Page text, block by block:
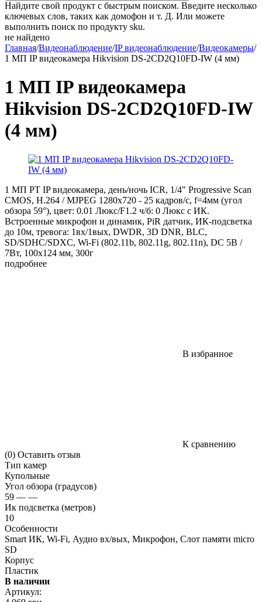
Найдите свой продукт с быстрым поиском. Введите несколько
ключевых слов, таких как домофон и т. Д. Или можете
выполнить поиск по продукту sku.
не найдено
Главная/Видеонаблюдение/IP видеонаблюдение/Видеокамеры/
1 МП IP видеокамера Hikvision DS-2CD2Q10FD-IW (4 мм)
1 МП IP видеокамера
Hikvision DS-2CD2Q10FD-IW
(4 мм)
1 МП PT IP видеокамера, день/ночь ICR, 1/4" Progressive Scan
CMOS, H.264 / MJPEG 1280x720 - 25 кадров/с, f=4мм (угол
обзора 59°), цвет: 0.01 Люкс/F1.2 ч/б: 0 Люкс с ИК.
Встроенные микрофон и динамик, PiR датчик, ИК-подсветка
до 10м, тревога: 1вх/1вых, DWDR, 3D DNR, BLC,
SD/SDHC/SDXC, Wi-Fi (802.11b, 802.11g, 802.11n), DC 5В /
7Вт, 100x124 мм, 300г
подробнее
В избранное
К сравнению
(0) Оставить отзыв
Тип камер
Купольные
Угол обзора (градусов)
59 — —
Ик подсветка (метров)
10
Особенности
Smart ИК, Wi-Fi, Аудио вх/вых, Микрофон, Слот памяти micro
SD
Корпус
Пластик
В наличии
Артикул: